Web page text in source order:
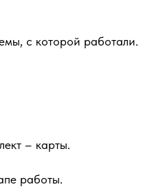
с которой работали.
– карты.
работы.